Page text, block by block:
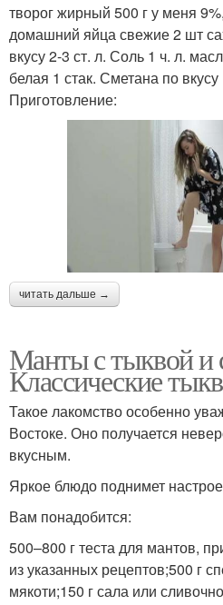
творог жирный 500 г у меня
домашний яйца свежие 2 шт
вкусу 2-3 ст. л. Соль 1 ч. л.
белая 1 стак. Сметана по вкусу
Приготовление:
читать дальше →
Манты с тыквой и
Классические
Такое лакомство особенно
Востоке. Оно получается
вкусным.
Яркое блюдо поднимет
Вам понадобится:
500–800 г теста для мантов,
из указанных рецептов;500 г
мякоти;150 г сала или